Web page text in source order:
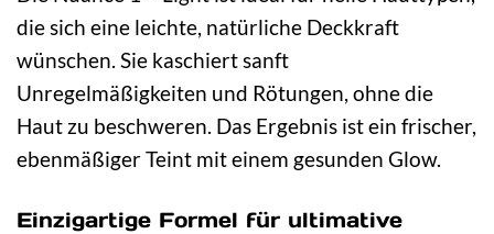
die sich eine leichte, natürliche Deckkraft
wünschen. Sie kaschiert sanft
Unregelmäßigkeiten und Rötungen, ohne die
Haut zu beschweren. Das Ergebnis ist ein frischer,
ebenmäßiger Teint mit einem gesunden Glow.
Einzigartige Formel für ultimative